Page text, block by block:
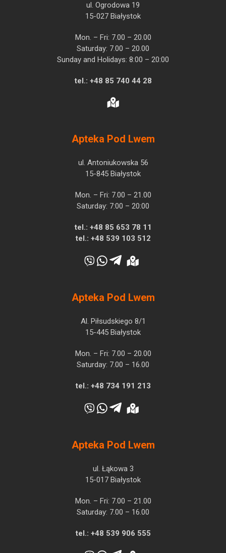
ul. Ogrodowa 19
15-027 Białystok
Mon. – Fri: 7.00 – 20.00
Saturday: 7.00 – 20.00
Sunday and Holidays: 8:00 – 20:00
tel.: +48 85 740 44 28
Apteka Pod Lwem
ul. Antoniukowska 56
15-845 Białystok
Mon. – Fri: 7.00 – 21.00
Saturday: 7:00 – 20:00
tel.: +48 85 653 78 11
tel.: +48 539 103 512
Apteka Pod Lwem
Al. Piłsudskiego 8/1
15-445 Białystok
Mon. – Fri: 7.00 – 20.00
Saturday: 7.00 – 16.00
tel.: +48 734 191 213
Apteka Pod Lwem
ul. Łąkowa 3
15-017 Białystok
Mon. – Fri: 7.00 – 21.00
Saturday: 7.00 – 16.00
tel.: +48 539 906 555